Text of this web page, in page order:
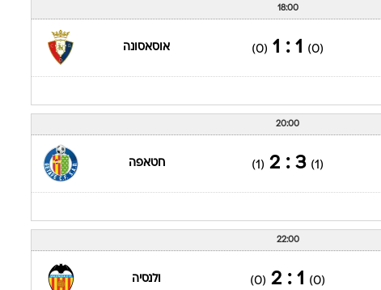
18:00
(0)
1 : 1
(0) אוסאסונה
20:00
(1)
3 : 2
(1) חטאפה
22:00
(0)
1 : 2
(0) ולנסיה